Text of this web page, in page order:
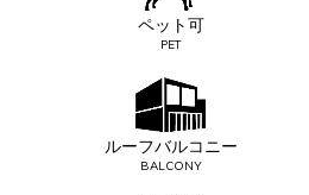
ペット可
PET
ルーフバルコニー
BALCONY